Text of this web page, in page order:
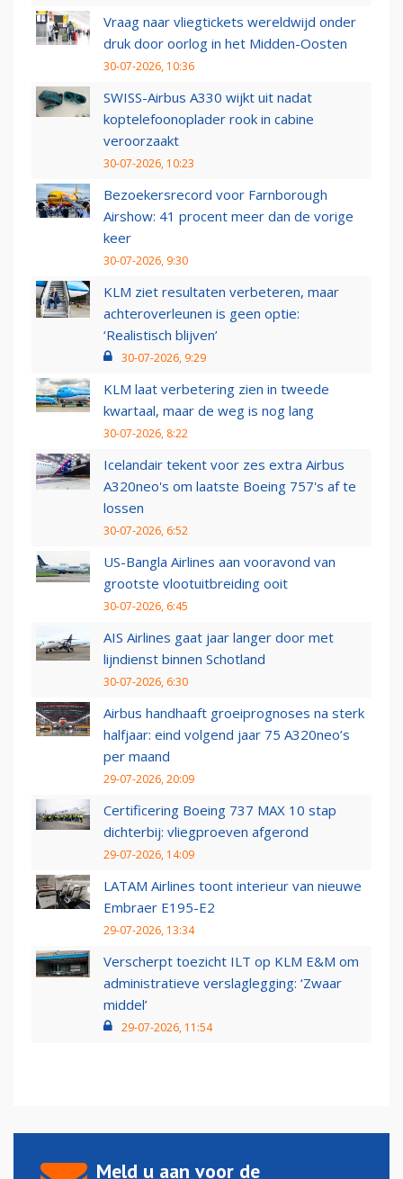
Vraag naar vliegtickets wereldwijd onder
druk door oorlog in het Midden-Oosten
30-07-2026, 10:36
SWISS-Airbus A330 wijkt uit nadat
koptelefoonoplader rook in cabine
veroorzaakt
30-07-2026, 10:23
Bezoekersrecord voor Farnborough
Airshow: 41 procent meer dan de vorige
keer
30-07-2026, 9:30
KLM ziet resultaten verbeteren, maar
achteroverleunen is geen optie:
‘Realistisch blijven’
30-07-2026, 9:29
KLM laat verbetering zien in tweede
kwartaal, maar de weg is nog lang
30-07-2026, 8:22
Icelandair tekent voor zes extra Airbus
A320neo's om laatste Boeing 757's af te
lossen
30-07-2026, 6:52
US-Bangla Airlines aan vooravond van
grootste vlootuitbreiding ooit
30-07-2026, 6:45
AIS Airlines gaat jaar langer door met
lijndienst binnen Schotland
30-07-2026, 6:30
Airbus handhaaft groeiprognoses na sterk
halfjaar: eind volgend jaar 75 A320neo’s
per maand
29-07-2026, 20:09
Certificering Boeing 737 MAX 10 stap
dichterbij: vliegproeven afgerond
29-07-2026, 14:09
LATAM Airlines toont interieur van nieuwe
Embraer E195-E2
29-07-2026, 13:34
Verscherpt toezicht ILT op KLM E&M om
administratieve verslaglegging: ‘Zwaar
middel’
29-07-2026, 11:54
Meld u aan voor de